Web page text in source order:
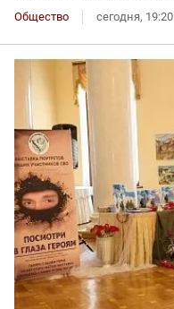
Общество сегодня, 19:20